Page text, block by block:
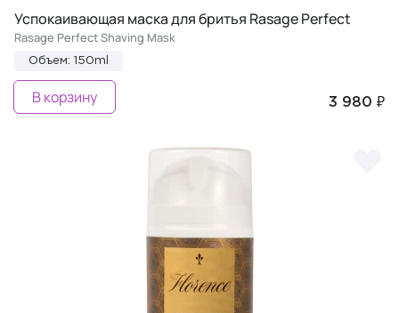
Успокаивающая маска для бритья Rasage Perfect
Rasage Perfect Shaving Mask
Объем: 150ml
3 980 ₽
В корзину